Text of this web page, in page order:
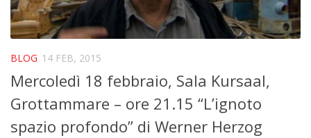
BLOG 14 FEB, 2015
Mercoledì 18 febbraio, Sala Kursaal,
Grottammare – ore 21.15 “L’ignoto
spazio profondo” di Werner Herzog